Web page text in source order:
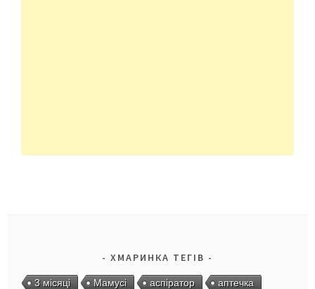
ХМАРИНКА ТЕГІВ
3 місяці Мамусі аспіратор
аптечка